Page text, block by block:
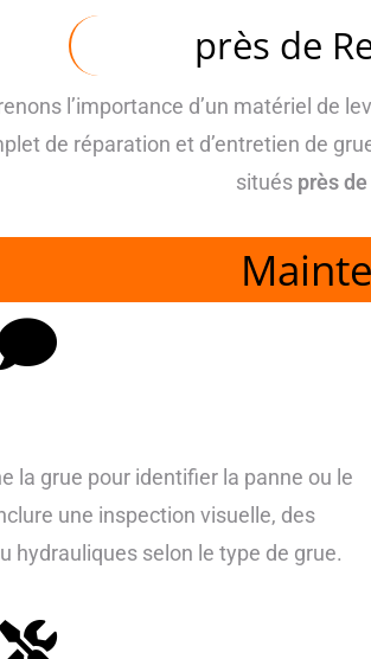
près de
l’importance d’un matériel de
de réparation et d’entretien de
situés près
la grue pour identifier la panne ou le
une inspection visuelle, des
hydrauliques selon le type de grue.